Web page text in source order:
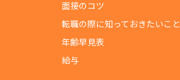
面接のコツ
転職の際に知っておきたいこと
年齢早見表
給与